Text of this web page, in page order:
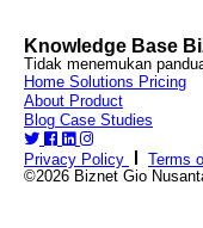
Knowledge Base
Tidak menemukan
Home Solutions Pricing
About Product
Blog Case Studies
Privacy Policy
Terms
©2026 Biznet Gio